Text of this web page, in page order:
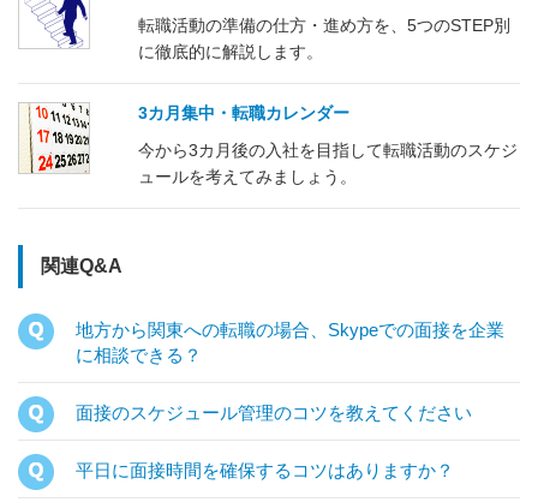
転職活動の準備の仕方・進め方を、5つのSTEP別
に徹底的に解説します。
3カ月集中・転職カレンダー
今から3カ月後の入社を目指して転職活動のスケジ
ュールを考えてみましょう。
関連Q&A
地方から関東への転職の場合、Skypeでの面接を企業
に相談できる？
面接のスケジュール管理のコツを教えてください
平日に面接時間を確保するコツはありますか？